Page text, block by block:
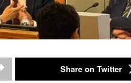
Share on Twitter